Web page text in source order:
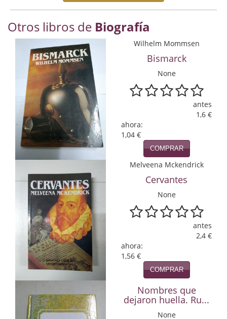
Economía
Enciclopedias
Ensayo
Ensayo literario
Filosofía
Física y Química
Guerra Civil Española
Historia
historia
Infantil y juvenil
Infantil y juvenil. Nuevo!!
Infantil y juvenil. Nuevo!!!
Informática
Otros libros de Biografía
Wilhelm Mommsen
Bismarck
None
antes
1,6 €
ahora:
1,04 €
COMPRAR
Melveena Mckendrick
Cervantes
None
antes
2,4 €
ahora:
1,56 €
COMPRAR
Nombres que
dejaron huella. Ru...
None